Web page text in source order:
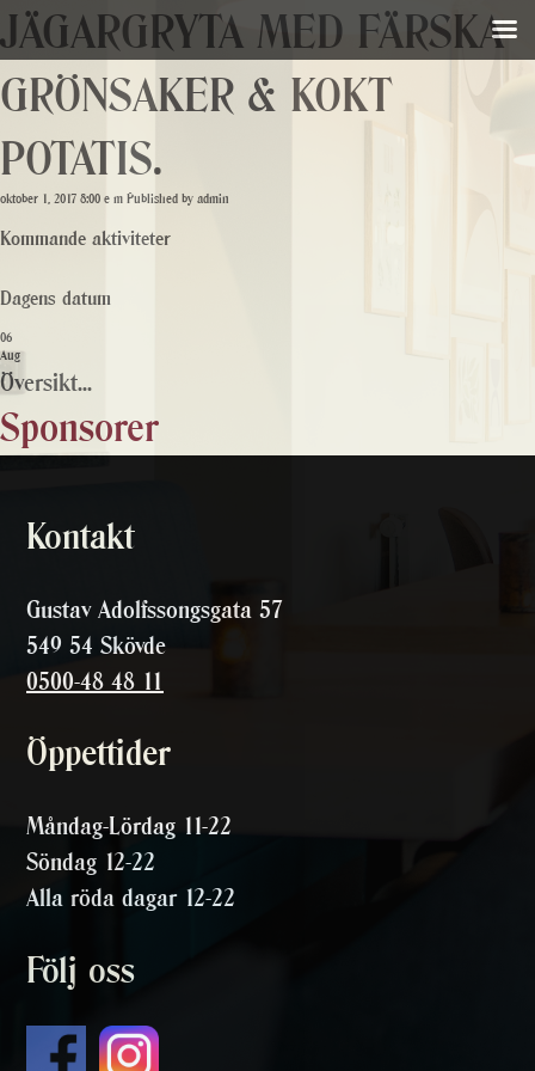
JÄGARGRYTA MED FÄRSKA
GRÖNSAKER & KOKT
POTATIS.
oktober 1, 2017 8:00 e m Published by admin
Kommande aktiviteter
Dagens datum
06
Aug
Översikt...
Sponsorer
Kontakt
Gustav Adolfssongsgata 57
549 54 Skövde
0500-48 48 11
Öppettider
Måndag-Lördag 11-22
Söndag 12-22
Alla röda dagar 12-22
Följ oss